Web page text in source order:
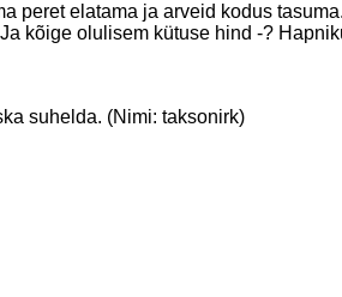
peret elatama ja arveid kodus
kõige olulisem kütuse hind -?
suhelda. (Nimi: taksonirk)